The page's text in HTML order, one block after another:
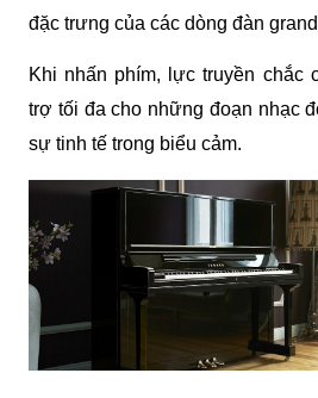
đặc trưng của các dòng đàn
Khi nhấn phím, lực truyền chắc
trợ tối đa cho những đoạn nhạc
sự tinh tế trong biểu cảm.